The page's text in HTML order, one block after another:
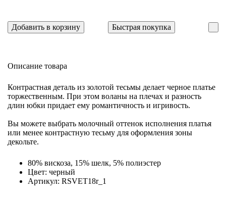
Добавить в корзину Быстрая покупка
Описание товара
Контрастная деталь из золотой тесьмы делает черное платье
торжественным. При этом воланы на плечах и разность
длин юбки придает ему романтичность и игривость.
Вы можете выбрать молочный оттенок исполнения платья
или менее контрастную тесьму для оформления зоны
декольте.
80% вискоза, 15% шелк, 5% полиэстер
Цвет: черный
Артикул: RSVET18r_1